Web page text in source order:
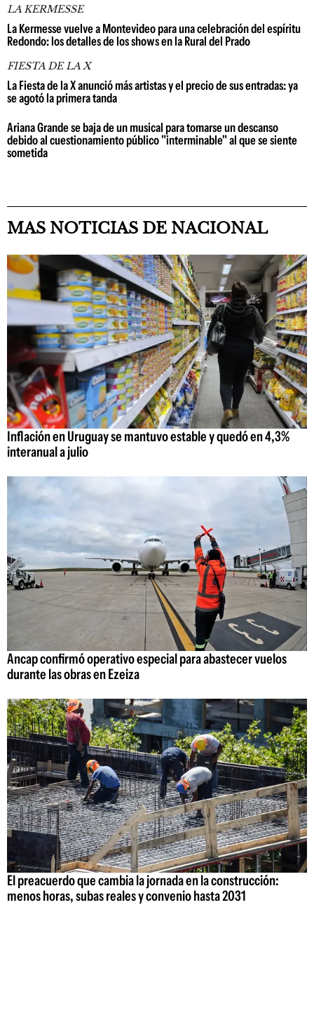
LA KERMESSE
La Kermesse vuelve a Montevideo para una celebración del espíritu
Redondo: los detalles de los shows en la Rural del Prado
FIESTA DE LA X
La Fiesta de la X anunció más artistas y el precio de sus entradas: ya
se agotó la primera tanda
Ariana Grande se baja de un musical para tomarse un descanso
debido al cuestionamiento público "interminable" al que se siente
sometida
MAS NOTICIAS DE NACIONAL
Inflación en Uruguay se mantuvo estable y quedó en 4,3%
interanual a julio
Ancap confirmó operativo especial para abastecer vuelos
durante las obras en Ezeiza
El preacuerdo que cambia la jornada en la construcción:
menos horas, subas reales y convenio hasta 2031